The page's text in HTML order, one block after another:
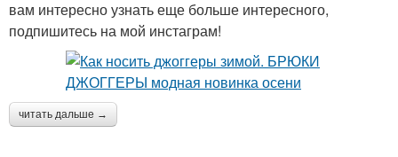
вам интересно узнать еще больше интересного,
подпишитесь на мой инстаграм!
читать дальше →